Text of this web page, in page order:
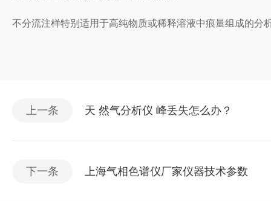
不分流注样特别适用于高纯物质或稀释溶液中痕量组成的分
上一条 天 然气分析仪 峰丢失怎么办？
下一条 上海气相色谱仪厂家仪器技术参数